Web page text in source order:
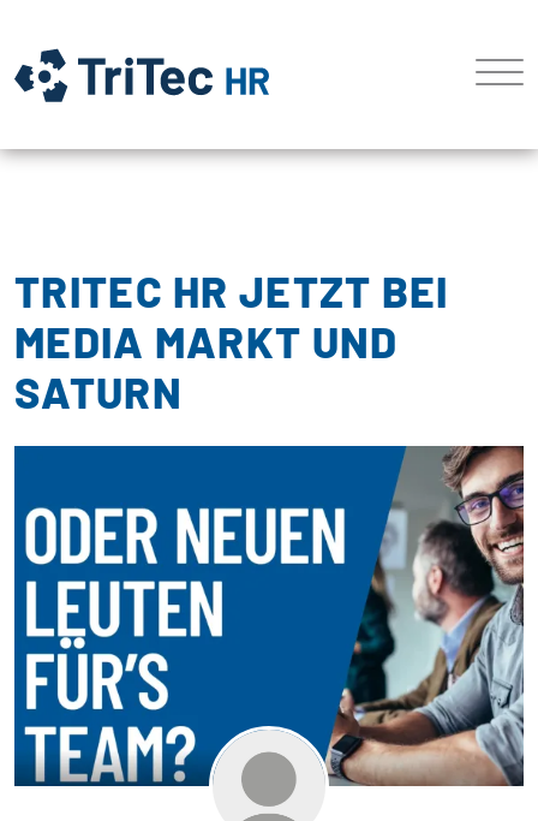
TRITEC HR JETZT BEI
MEDIA MARKT UND
SATURN